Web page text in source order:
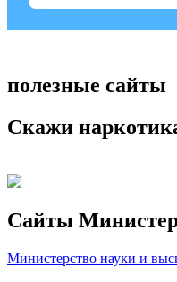
полезные сайты
Скажи
Сайты
Министерство науки и